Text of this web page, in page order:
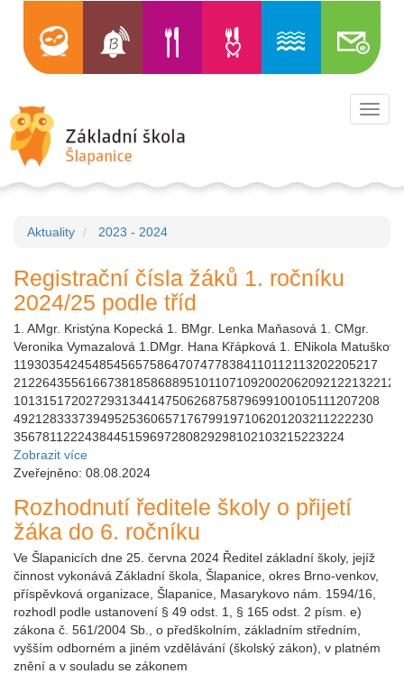
Aktuality 2023 - 2024
Registrační čísla žáků 1. ročníku
2024/25 podle tříd
1. AMgr. Kristýna Kopecká 1. BMgr. Lenka Maňasová 1. CMgr.
Veronika Vymazalová 1.DMgr. Hana Křápková 1. ENikola Matušková
119303542454854565758647074778384110112113202205217
101315172027293134414750626875879699100105111207208
49212833373949525360657176799197106201203211222230
3567811222438445159697280829298102103215223224
Zobrazit více
Zveřejněno: 08.08.2024
Rozhodnutí ředitele školy o přijetí
žáka do 6. ročníku
Ve Šlapanicích dne 25. června 2024 Ředitel základní školy, jejíž
činnost vykonává Základní škola, Šlapanice, okres Brno-venkov,
příspěvková organizace, Šlapanice, Masarykovo nám. 1594/16,
rozhodl podle ustanovení § 49 odst. 1, § 165 odst. 2 písm. e)
zákona č. 561/2004 Sb., o předškolním, základním středním,
vyšším odborném a jiném vzdělávání (školský zákon), v platném
znění a v souladu se zákonem